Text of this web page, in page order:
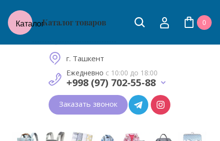
КаталогКаталог товаров
0
Товары для молодых мам
г. Ташкент
Ежедневно с 10:00 до 18:00
+998 (97) 702-55-88
Заказать звонок